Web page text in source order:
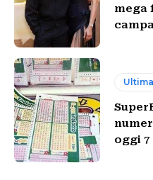
mega
oggi